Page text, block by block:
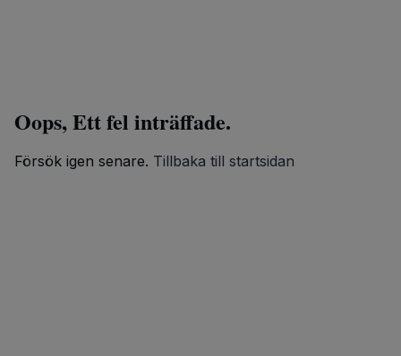
Oops, Ett fel inträffade.
Försök igen senare. Tillbaka till startsidan